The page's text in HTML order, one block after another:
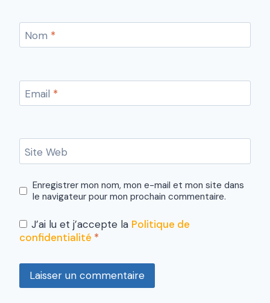
Nom *
Email *
Site Web
Enregistrer mon nom, mon e-mail et mon site dans
le navigateur pour mon prochain commentaire.
J’ai lu et j’accepte la Politique de
confidentialité *